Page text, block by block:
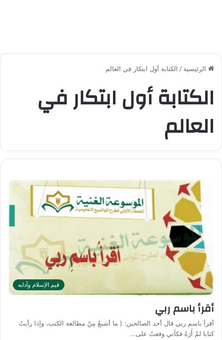
الرئيسية / الكتابة أول ابتكار في العالم
الكتابة أول ابتكار في
العالم
قيم الإسلام وآدابه
أقرأ باسم ربي
أقرأ باسم ربي قال أحد الصالحين: ( ما أشبعُ مِنْ مطالعة الكتب، وإذا رأيتُ
كتابا لمْ أَرَهُ فكأني وقعتُ على…